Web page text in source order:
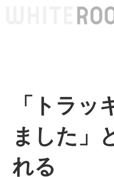
「トラッ
ました」
れる